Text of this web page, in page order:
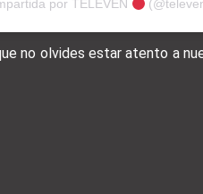
por TELEVEN
no olvides estar atento a